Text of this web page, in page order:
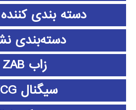
دسته بندی
دسته‌بندی
زاب ZAB
سیگنال ECG